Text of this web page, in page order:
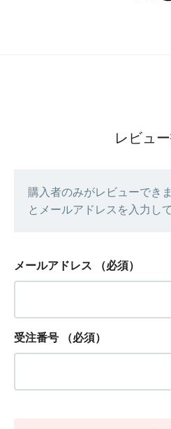
レビュ
購入者のみがレビューでき
とメールアドレスを入力し
メールアドレス （必須）
受注番号 （必須）